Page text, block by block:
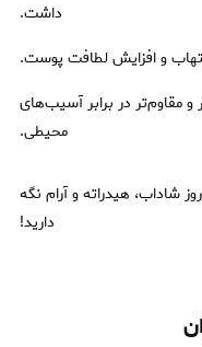
داشت.
و افزایش لطافت پوست.
مقاوم‌تر در برابر آسیب‌های
محیطی.
شاداب، هیدراته و آرام نگه
دارید!